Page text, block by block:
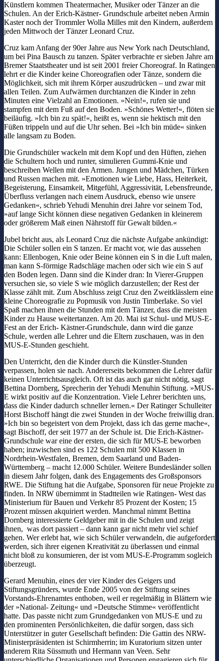
Künstlern kommen Theatermacher, Musiker oder Tänzer an die
Schulen. An der Erich-Kästner- Grundschule arbeitet neben Armin
Kaster noch der Trommler Wolla Milles mit den Kindern, außerdem
jeden Mittwoch der Tänzer Leonard Cruz.
Cruz kam Anfang der 90er Jahre aus New York nach Deutschland,
um bei Pina Bausch zu tanzen. Später verbrachte er sieben Jahre am
Bremer Staatstheater und ist seit 2001 freier Choreograf. In Ratingen
lehrt er die Kinder keine Choreografien oder Tänze, sondern die
Möglichkeit, sich mit ihrem Körper auszudrücken – und zwar mit
allen Teilen. Zum Aufwärmen durchtanzen die Kinder in zehn
Minuten eine Vielzahl an Emotionen. »Nein!«, rufen sie und
stampfen mit dem Fuß auf den Boden. »Schönes Wetter!«, flöten sie
beiläufig. »Ich bin zu spät!«, heißt es, wenn sie hektisch mit den
Füßen trippeln und auf die Uhr sehen. Bei »Ich bin müde« sinken
alle langsam zu Boden.
Die Grundschüler wackeln mit dem Kopf und den Hüften, ziehen
die Schultern hoch und runter, simulieren Gummi-Knie und
beschreiben Wellen mit den Armen. Jungen und Mädchen, Türken
und Russen machen mit. »Emotionen wie Liebe, Hass, Heiterkeit,
Begeisterung, Einsamkeit, Mitgefühl, Aggressivität, Lebensfreunde,
Überfluss verlangen nach einem Ausdruck, ebenso wie unsere
Gedanken«, schrieb Yehudi Menuhin drei Jahre vor seinem Tod,
»auf lange Sicht können diese negativen Gedanken in kleinerem
oder größerem Maß einen Nährstoff für Gewalt bilden.«
Jubel bricht aus, als Leonard Cruz die nächste Aufgabe ankündigt:
Die Schüler sollen ein S tanzen. Er macht vor, wie das aussehen
kann: Ellenbogen, Knie oder Beine können ein S in die Luft malen,
man kann S-förmige Radschläge machen oder sich wie ein S auf
den Boden legen. Dann sind die Kinder dran: In Vierer-Gruppen
versuchen sie, so viele S wie möglich darzustellen; der Rest der
Klasse zählt mit. Zum Abschluss zeigt Cruz den Zweitklässlern eine
kleine Choreografie zu Popmusik von Justin Timberlake. So viel
Spaß machen ihnen die Stunden mit dem Tänzer, dass die meisten
Kinder zu Hause weitertanzen. Am 20. Mai ist Schul- und MUS-E-
Fest an der Erich- Kästner-Grundschule, dann wird die ganze
Schule, werden alle Lehrer und die Eltern zuschauen, was in den
MUS-E-Stunden geschieht.
Den Unterricht, den die Kinder durch die Künstler-Stunden
verpassen, holen sie nach. Andererseits bekommen die Lehrer dafür
keinen Unterrichtsausgleich. Oft ist das auch gar nicht nötig, sagt
Bettina Dornberg, Sprecherin der Yehudi Menuhin Stiftung. »MUS-
E wirkt positiv auf die Konzentration. Viele Lehrer berichten uns,
dass die Kinder dadurch schneller lernen.« Der Ratinger Schulleiter
Horst Bischoff hängt die zwei Stunden in der Woche freiwillig dran.
»Ich bin so begeistert von dem Projekt, dass ich das gerne mache«,
sagt Bischoff, der seit 1977 an der Schule ist. Die Erich-Kästner-
Grundschule war eine der ersten, die sich für MUS-E beworben
haben; inzwischen sind es 122 Schulen mit 500 Klassen in
Nordrhein-Westfalen, Bremen, dem Saarland und Baden-
Württemberg – macht 12.000 Schüler. Weitere Bundesländer sollen
in diesem Jahr folgen, dank des Engagements des Großsponsors
RWE. Die Stiftung hat die Aufgabe, Sponsoren für neue Projekte zu
finden. In NRW übernimmt in Stadtteilen wie Ratingen- West das
Ministerium für Bauen und Verkehr 85 Prozent der Kosten; 15
Prozent müssen akquiriert werden. Manchmal nimmt Bettina
Dornberg interessierte Geldgeber mit in die Schulen und zeigt
ihnen, was dort passiert – dann kann gar nicht mehr viel schief
gehen. Wer erlebt hat, wie sich Schüler verwandeln, die aufgefordert
werden, sich ihrer eigenen Kreativität zu überlassen und einmal
nicht bloß zu konsumieren, der ist vom MUS-E-Programm sogleich
überzeugt.
Gerard Menuhin, eines der vier Kinder des Geigers und
Stiftungsgründers, wurde Ende 2005 von der Stiftung seines
Vorstands-Ehrenamtes enthoben, weil er regelmäßig in Blättern wie
der »National- Zeitung« und »Deutsche Stimme« veröffentlicht
hatte. Das passte nicht zum Grundgedanken von MUS-E und zu
den prominenten Persönlichkeiten, die dafür sorgen, dass sich
Unterstützer in guter Gesellschaft befinden: Die Gattin des NRW-
Ministerpräsidenten ist Schirmherrin; im Kuratorium sitzen unter
anderem Rita Süssmuth und Hermann van Veen. Sehr